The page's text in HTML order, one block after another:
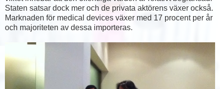
Staten satsar dock mer och de privata aktörens växer också.
Marknaden för medical devices växer med 17 procent per år
och majoriteten av dessa importeras.